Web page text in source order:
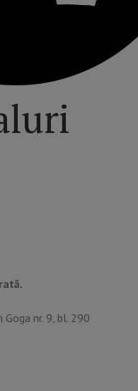
Goga nr. 9, bl. 290